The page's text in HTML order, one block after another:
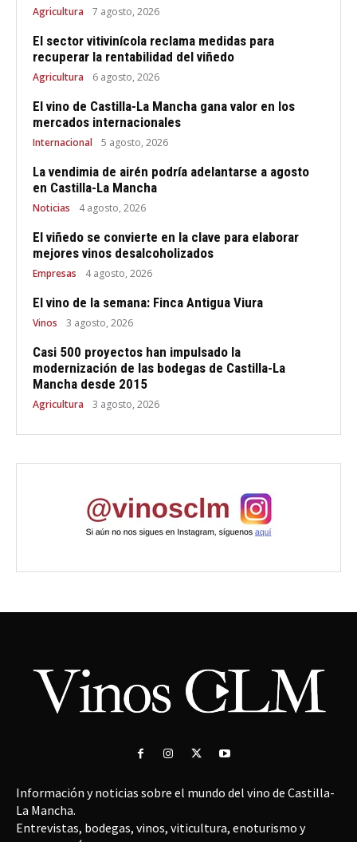
Agricultura 7 agosto, 2026
El sector vitivinícola reclama medidas para
recuperar la rentabilidad del viñedo
Agricultura 6 agosto, 2026
El vino de Castilla-La Mancha gana valor en los
mercados internacionales
Internacional 5 agosto, 2026
La vendimia de airén podría adelantarse a agosto
en Castilla-La Mancha
Noticias 4 agosto, 2026
El viñedo se convierte en la clave para elaborar
mejores vinos desalcoholizados
Empresas 4 agosto, 2026
El vino de la semana: Finca Antigua Viura
Vinos 3 agosto, 2026
Casi 500 proyectos han impulsado la
modernización de las bodegas de Castilla-La
Mancha desde 2015
Agricultura 3 agosto, 2026
Información y noticias sobre el mundo del vino de Castilla-
La Mancha.
Entrevistas, bodegas, vinos, viticultura, enoturismo y